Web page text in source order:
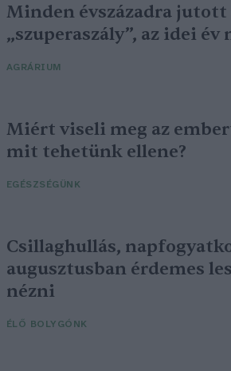
Minden évszázadra jutott
„szuperaszály”, az idei év
AGRÁRIUM
Miért viseli meg az
mit tehetünk ellene?
EGÉSZSÉGÜNK
Csillaghullás,
augusztusban érdemes
nézni
ÉLŐ BOLYGÓNK